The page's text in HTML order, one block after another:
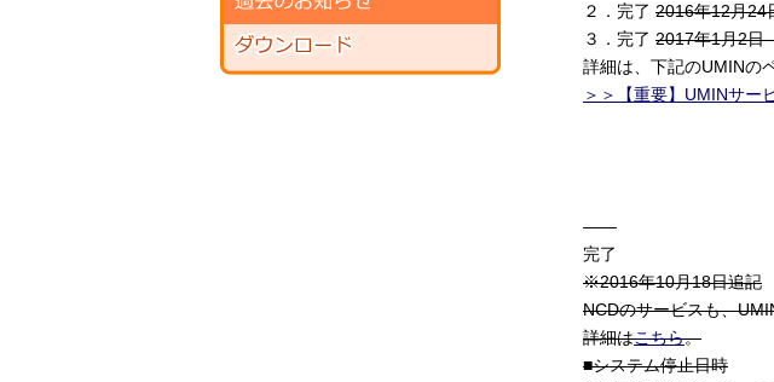
２．完了 2016年12月24
３．完了 2017年1月2日
詳細は、下記のUMINの
＞＞【重要】UMINサー
——
完了
※2016年10月18日追記
NCDのサービスも、
詳細はこちら。
■システム停止日時